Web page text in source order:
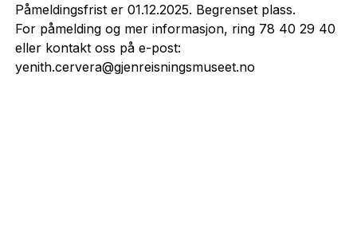
Påmeldingsfrist er 01.12.2025. Begrenset plass.
For påmelding og mer informasjon, ring 78 40 29 40
eller kontakt oss på e-post:
yenith.cervera@gjenreisningsmuseet.no